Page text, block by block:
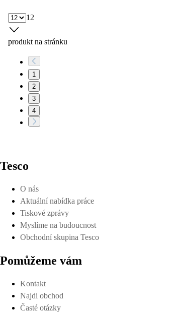
12
produkt na stránku
1
2
3
4
Tesco
O nás
Aktuální nabídka práce
Tiskové zprávy
Myslíme na budoucnost
Obchodní skupina Tesco
Pomůžeme vám
Kontakt
Najdi obchod
Časté otázky